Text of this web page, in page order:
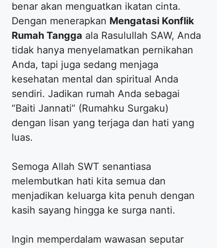
benar akan menguatkan ikatan cinta.
Dengan menerapkan Mengatasi Konflik
Rumah Tangga ala Rasulullah SAW, Anda
tidak hanya menyelamatkan pernikahan
Anda, tapi juga sedang menjaga
kesehatan mental dan spiritual Anda
sendiri. Jadikan rumah Anda sebagai
“Baiti Jannati” (Rumahku Surgaku)
dengan lisan yang terjaga dan hati yang
luas.
Semoga Allah SWT senantiasa
melembutkan hati kita semua dan
menjadikan keluarga kita penuh dengan
kasih sayang hingga ke surga nanti.
Ingin memperdalam wawasan seputar